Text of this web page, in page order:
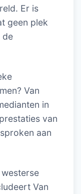
Er is
geen plek
de
Van
in
van
aan
Van